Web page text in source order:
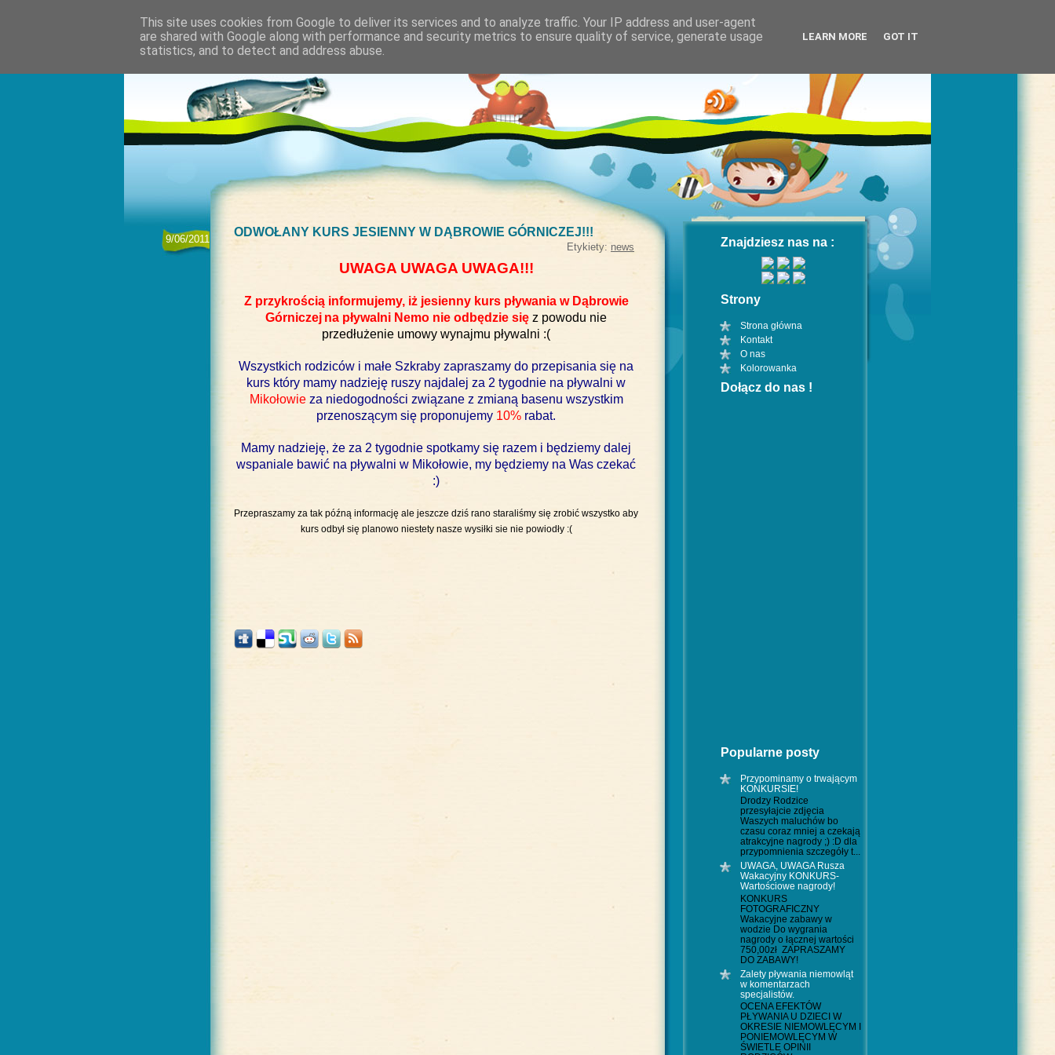
ODWOŁANY KURS JESIENNY W DĄBROWIE GÓRNICZEJ!!!
Etykiety: news
9/06/2011
UWAGA UWAGA UWAGA!!!
Z przykrością informujemy, iż jesienny kurs pływania w Dąbrowie
Górniczej na pływalni Nemo nie odbędzie się z powodu nie
przedłużenie umowy wynajmu pływalni :(
Wszystkich rodziców i małe Szkraby zapraszamy do przepisania się na
kurs który mamy nadzieję ruszy najdalej za 2 tygodnie na pływalni w
Mikołowieza niedogodności związane z zmianą basenu wszystkim
przenoszącym się proponujemy 10% rabat.
Mamy nadzieję, że za 2 tygodnie spotkamy się razem i będziemy dalej
wspaniale bawić na pływalni w Mikołowie, my będziemy na Was czekać
:)
Przepraszamy za tak późną informację ale jeszcze dziś rano staraliśmy się zrobić wszystko aby
kurs odbył się planowo niestety nasze wysiłki sie nie powiodły :(
Znajdziesz nas na :
Strony
Strona główna
Kontakt
O nas
Kolorowanka
Dołącz do nas !
Popularne posty
Przypominamy o trwającym
KONKURSIE!
Drodzy Rodzice
przesyłajcie zdjęcia
Waszych maluchów bo
czasu coraz mniej a czekają
atrakcyjne nagrody ;) :D dla
przypomnienia szczegóły t...
UWAGA, UWAGA Rusza
Wakacyjny KONKURS-
Wartościowe nagrody!
KONKURS
FOTOGRAFICZNY
Wakacyjne zabawy w
wodzie Do wygrania
nagrody o łącznej wartości
750,00zł ZAPRASZAMY
DO ZABAWY!
Zalety pływania niemowląt
w komentarzach
specjalistów.
OCENA EFEKTÓW
PŁYWANIA U DZIECI W
OKRESIE NIEMOWLĘCYM I
PONIEMOWLĘCYM W
ŚWIETLE OPINII
This site uses cookies from Google to deliver its services and to analyze traffic. Your IP address and user-agent
are shared with Google along with performance and security metrics to ensure quality of service, generate usage
statistics, and to detect and address abuse.
LEARN MORE GOT IT